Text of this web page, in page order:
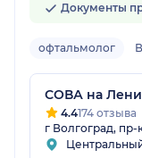
Документы
офтальмолог
СОВА на
4.4174 отзыва
г Волгоград,